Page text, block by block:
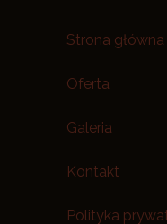
Strona główna
Oferta
Galeria
Kontakt
Polityka